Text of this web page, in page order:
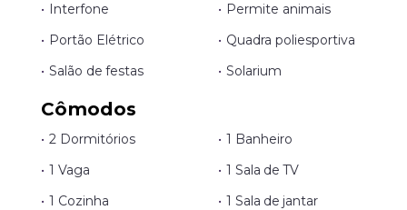
• Interfone • Permite animais
• Portão Elétrico • Quadra poliesportiva
• Salão de festas • Solarium
Cômodos
• 2 Dormitórios • 1 Banheiro
• 1 Vaga • 1 Sala de TV
• 1 Cozinha • 1 Sala de jantar